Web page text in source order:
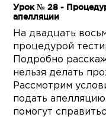
Урок № 28 -
апелляции
На двадцать
процедурой
Подробно
нельзя делать
Рассмотрим
подать
помогут